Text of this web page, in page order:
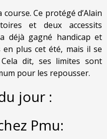
course. Ce protégé d’Alain
et deux accessits
déjà gagné handicap et
en plus cet été, mais il se
dit, ses limites sont
pour les repousser.
jour :
Pmu: